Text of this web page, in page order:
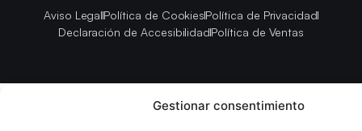
Gestionar consentimiento
Aviso LegalPolítica de CookiesPolítica de Privacidad
Declaración de AccesibilidadPolítica de Ventas